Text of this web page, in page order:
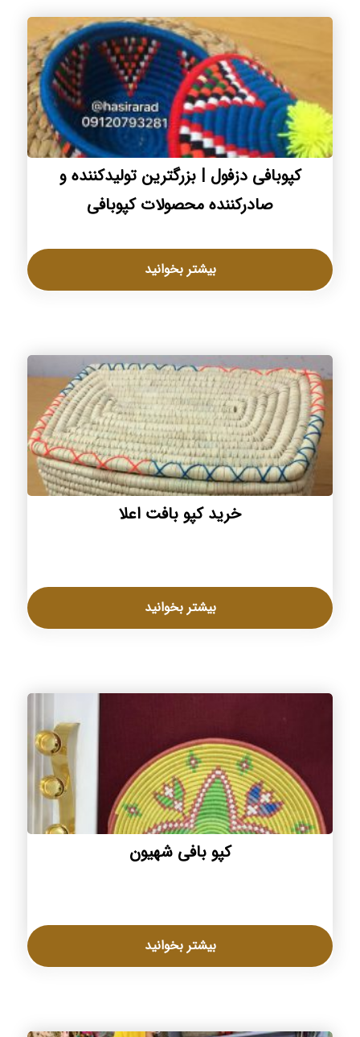
کپوبافی دزفول | بزرگترین تولیدکننده و
صادرکننده محصولات کپوبافی
بیشتر بخوانید
خرید کپو بافت اعلا
بیشتر بخوانید
کپو بافی شهیون
بیشتر بخوانید